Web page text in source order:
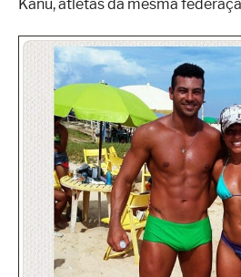
Kanu, atletas da mesma